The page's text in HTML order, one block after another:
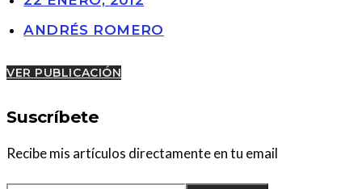
ANDRÉS ROMERO
VER PUBLICACIÓN
Suscríbete
Recibe mis artículos directamente en tu email